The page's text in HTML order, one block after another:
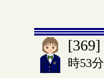
[369]
時53分